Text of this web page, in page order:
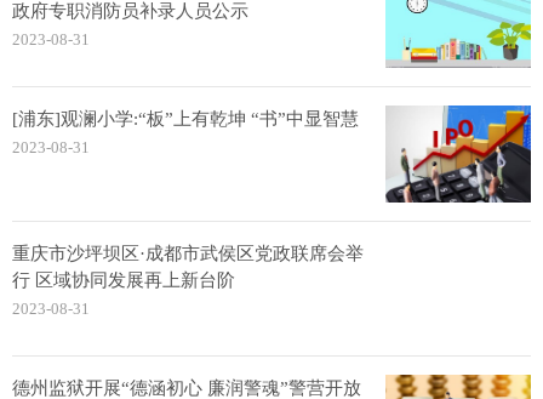
政府专职消防员补录人员公示
2023-08-31
[浦东]观澜小学:“板”上有乾坤 “书”中显智慧
2023-08-31
重庆市沙坪坝区·成都市武侯区党政联席会举
行 区域协同发展再上新台阶
2023-08-31
德州监狱开展“德涵初心 廉润警魂”警营开放